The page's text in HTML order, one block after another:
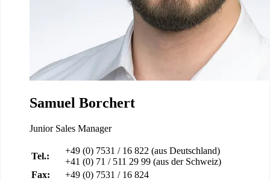
Samuel Borchert
Junior Sales Manager
Tel.:
+49 (0) 7531 / 16 822 (aus Deutschland)
+41 (0) 71 / 511 29 99 (aus der Schweiz)
Fax:
+49 (0) 7531 / 16 824